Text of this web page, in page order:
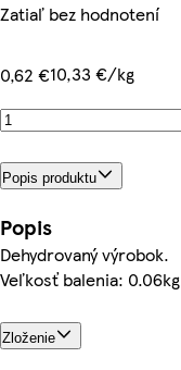
Zatiaľ bez hodnotení
0,62 €10,33 €/kg
Popis produktu
Popis
Dehydrovaný výrobok.
Veľkosť balenia: 0.06kg
Zloženie